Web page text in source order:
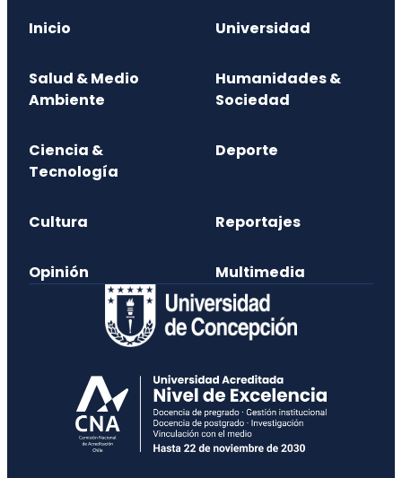
Inicio Universidad
Salud & Medio
Ambiente
Humanidades &
Sociedad
Ciencia &
Tecnología
Deporte
Cultura Reportajes
Opinión Multimedia